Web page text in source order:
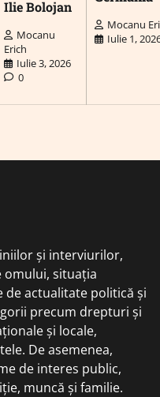
Ilie Bolojan
Mocanu
Erich
Iulie 3, 2026
0
Mocanu
Iulie 1,
și interviurilor,
omului, situația
actualitate politică și
precum drepturi și
și locale,
De asemenea,
de interes public,
muncă și familie.